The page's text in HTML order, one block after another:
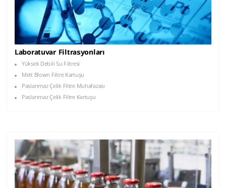
Laboratuvar Filtrasyonları
Yüksek Debili Su Filtresi
Melt Blown Filtre Kartuşu
Paslanmaz Çelik Filtre Muhafazası
Paslanmaz Çelik Filtre Kartuşu